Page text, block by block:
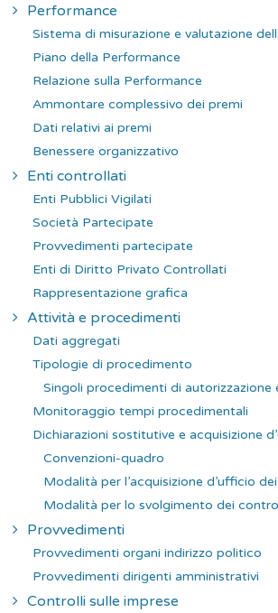
Performance
Sistema di misurazione e valutazione
Piano della Performance
Relazione sulla Performance
Ammontare complessivo dei premi
Dati relativi ai premi
Benessere organizzativo
Enti controllati
Enti Pubblici Vigilati
Società Partecipate
Provvedimenti partecipate
Enti di Diritto Privato Controllati
Rappresentazione grafica
Attività e procedimenti
Dati aggregati
Tipologie di procedimento
Singoli procedimenti di autorizzazione
Monitoraggio tempi procedimentali
Dichiarazioni sostitutive e acquisizione
Convenzioni-quadro
Modalità per l’acquisizione d’ufficio
Modalità per lo svolgimento dei
Provvedimenti
Provvedimenti organi indirizzo politico
Provvedimenti dirigenti amministrativi
Controlli sulle imprese